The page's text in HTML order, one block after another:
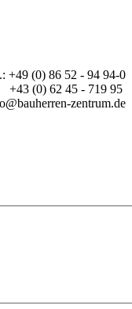
+49 (0) 86 52 - 94 94-0
+43 (0) 62 45 - 719 95
zentrum.de